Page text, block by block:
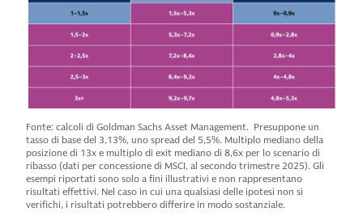
Fonte: calcoli di Goldman Sachs Asset Management. Presuppone un
tasso di base del 3,13%, uno spread del 5,5%. Multiplo mediano della
posizione di 13x e multiplo di exit mediano di 8,6x per lo scenario di
ribasso (dati per concessione di MSCI, al secondo trimestre 2025). Gli
esempi riportati sono solo a fini illustrativi e non rappresentano
risultati effettivi. Nel caso in cui una qualsiasi delle ipotesi non si
verifichi, i risultati potrebbero differire in modo sostanziale.